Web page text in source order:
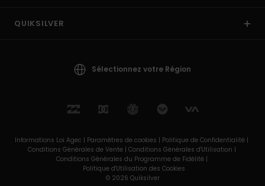
QUIKSILVER
Sélectionnez votre Région
Informations Loi Agec | Paramètres de cookies | Politique de Confidentialité |
Conditions Générales de Vente | Conditions Générales d'Utilisation |
Conditions Générales du Programme de Fidélité |
Politique d'Utilisation des Cookies
© 2026 Quiksilver